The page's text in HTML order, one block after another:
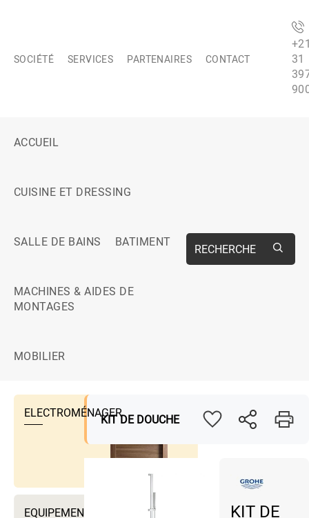
SOCIÉTÉ SERVICES PARTENAIRES CONTACT
31
ACCUEIL
CUISINE ET DRESSING
SALLE DE BAINS BATIMENT
MACHINES & AIDES DE
MONTAGES
MOBILIER
RECHERCHE
ELECTROMÉNAGER
EQUIPEMENTS DRESSING ET
KIT DE DOUCHE
KIT DE